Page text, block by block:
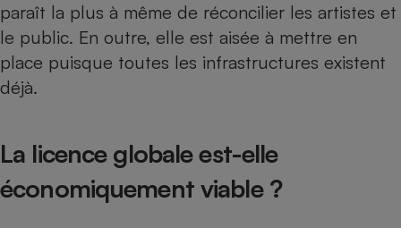
paraît la plus à même de réconcilier les artistes et
le public. En outre, elle est aisée à mettre en
place puisque toutes les infrastructures existent
déjà.
La licence globale est-elle
économiquement viable ?